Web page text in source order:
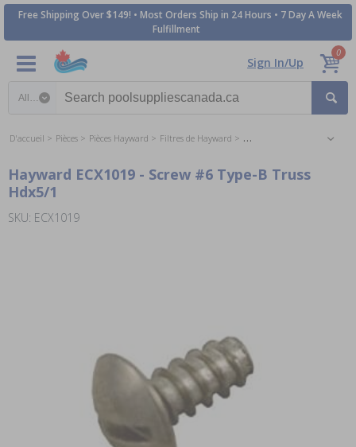
Free Shipping Over $149! • Most Orders Ship in 24 Hours • 7 Day A Week
Fulfillment
Sign In/Up
0
D'accueil Pièces Pièces Hayward Filtres de Hayward Les Pièces pour les Filtres
Hayward ECX1019 - Screw #6 Type-B Truss
Hdx5/1
SKU: ECX1019